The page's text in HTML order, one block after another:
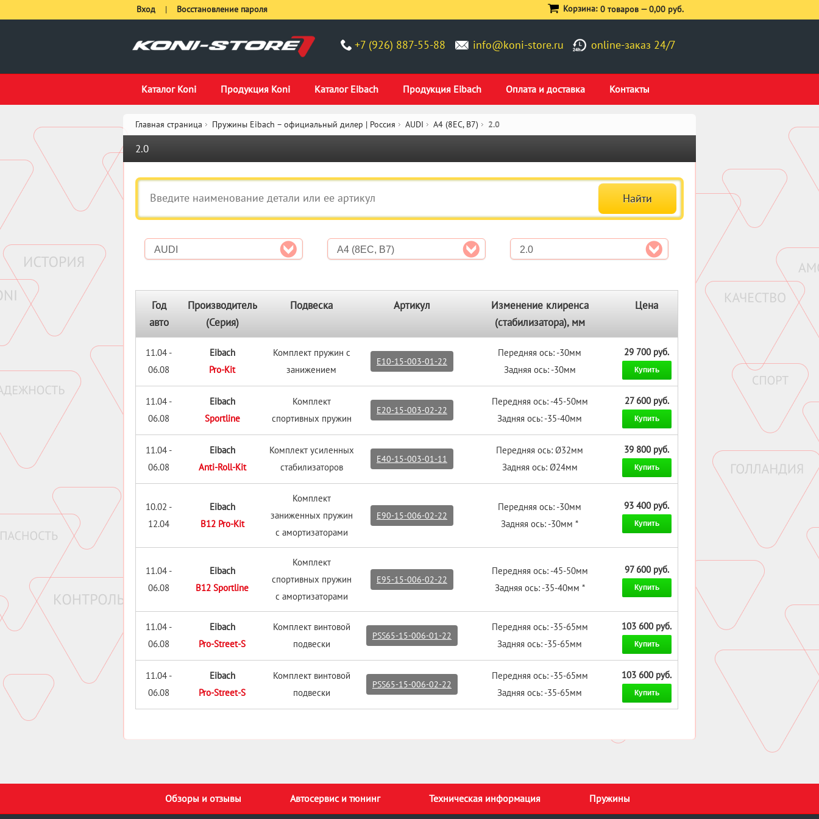
+7 (926) 887-55-88 info@koni-store.ru online-заказ 24/7
Каталог Koni Продукция Koni Каталог Eibach Продукция Eibach Оплата и доставка Контакты
Вход | Восстановление пароля Корзина: 0 товаров —0,00 руб.
Главная страница Пружины Eibach – официальный дилер | Россия AUDI A4 (8EC, B7) 2.0
2.0
AUDI A4 (8EC, B7) 2.0
Год
авто
Производитель
(Серия)
Подвеска Артикул
Изменение клиренса
(стабилизатора), мм
Цена
11.04 -
06.08
Eibach
Pro-Kit
Комплект пружин с
занижением
E10-15-003-01-22
Передняя ось: -30мм
Задняя ось: -30мм
29 700 руб.
Купить
11.04 -
06.08
Eibach
Sportline
Комплект
спортивных пружин
E20-15-003-02-22
Передняя ось: -45-50мм
Задняя ось: -35-40мм
27 600 руб.
Купить
11.04 -
06.08
Eibach
Anti-Roll-Kit
Комплект усиленных
стабилизаторов
E40-15-003-01-11
Передняя ось: Ø32мм
Задняя ось: Ø24мм
39 800 руб.
Купить
10.02 -
12.04
Eibach
B12 Pro-Kit
Комплект
заниженных пружин
с амортизаторами
E90-15-006-02-22
Передняя ось: -30мм
Задняя ось: -30мм *
93 400 руб.
Купить
11.04 -
06.08
Eibach
B12 Sportline
Комплект
спортивных пружин
с амортизаторами
E95-15-006-02-22
Передняя ось: -45-50мм
Задняя ось: -35-40мм *
97 600 руб.
Купить
11.04 -
06.08
Eibach
Pro-Street-S
Комплект винтовой
подвески
PSS65-15-006-01-22
Передняя ось: -35-65мм
Задняя ось: -35-65мм
103 600 руб.
Купить
11.04 -
06.08
Eibach
Pro-Street-S
Комплект винтовой
подвески
PSS65-15-006-02-22
Передняя ось: -35-65мм
Задняя ось: -35-65мм
103 600 руб.
Купить
Обзоры и отзывы Автосервис и тюнинг Техническая информация Пружины